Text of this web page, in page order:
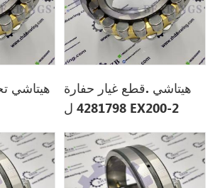
هيتاشي .قطع غيار حفارة
4281798 ل EX200-2